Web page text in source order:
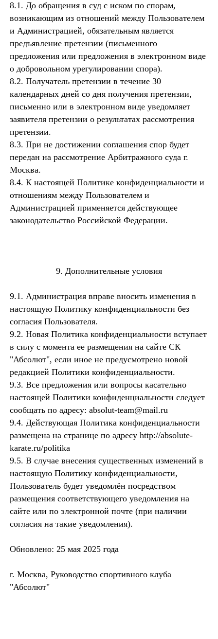
8.1. До обращения в суд с иском по спорам,
возникающим из отношений между Пользователем
и Администрацией, обязательным является
предъявление претензии (письменного
предложения или предложения в электронном виде
о добровольном урегулировании спора).
8.2. Получатель претензии в течение 30
календарных дней со дня получения претензии,
письменно или в электронном виде уведомляет
заявителя претензии о результатах рассмотрения
претензии.
8.3. При не достижении соглашения спор будет
передан на рассмотрение Арбитражного суда г.
Москва.
8.4. К настоящей Политике конфиденциальности и
отношениям между Пользователем и
Администрацией применяется действующее
законодательство Российской Федерации.
9. Дополнительные условия
9.1. Администрация вправе вносить изменения в
настоящую Политику конфиденциальности без
согласия Пользователя.
9.2. Новая Политика конфиденциальности вступает
в силу с момента ее размещения на сайте СК
"Абсолют", если иное не предусмотрено новой
редакцией Политики конфиденциальности.
9.3. Все предложения или вопросы касательно
настоящей Политики конфиденциальности следует
сообщать по адресу: absolut-team@mail.ru
9.4. Действующая Политика конфиденциальности
размещена на странице по адресу http://absolute-
karate.ru/politika
9.5. В случае внесения существенных изменений в
настоящую Политику конфиденциальности,
Пользователь будет уведомлён посредством
размещения соответствующего уведомления на
сайте или по электронной почте (при наличии
согласия на такие уведомления).
Обновлено: 25 мая 2025 года
г. Москва, Руководство спортивного клуба
"Абсолют"